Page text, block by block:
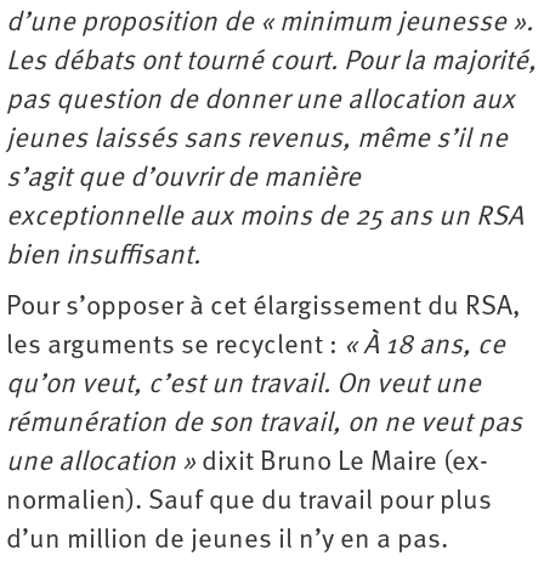
d’une proposition de « minimum jeunesse ».
Les débats ont tourné court. Pour la majorité,
pas question de donner une allocation aux
jeunes laissés sans revenus, même s’il ne
s’agit que d’ouvrir de manière
exceptionnelle aux moins de 25 ans un RSA
bien insuffisant.
Pour s’opposer à cet élargissement du RSA,
les arguments se recyclent : « À 18 ans, ce
qu’on veut, c’est un travail. On veut une
rémunération de son travail, on ne veut pas
une allocation » dixit Bruno Le Maire (ex-
normalien). Sauf que du travail pour plus
d’un million de jeunes il n’y en a pas.